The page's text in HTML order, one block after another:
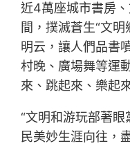
近4萬座城市書房
間，撲滅蒼生“文
明云，讓人們品書
村晚、廣場舞等運
來、跳起來、樂起
“文明和游玩部著
民美妙生涯向往，